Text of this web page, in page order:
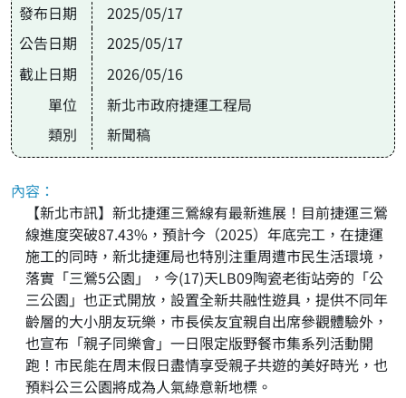
發布日期
2025/05/17
公告日期
2025/05/17
截止日期
2026/05/16
單位
新北市政府捷運工程局
類別
新聞稿
內容：
【新北市訊】新北捷運三鶯線有最新進展！目前捷運三鶯
線進度突破87.43%，預計今（2025）年底完工，在捷運
施工的同時，新北捷運局也特別注重周遭市民生活環境，
落實「三鶯5公園」，今(17)天LB09陶瓷老街站旁的「公
三公園」也正式開放，設置全新共融性遊具，提供不同年
齡層的大小朋友玩樂，市長侯友宜親自出席參觀體驗外，
也宣布「親子同樂會」一日限定版野餐市集系列活動開
跑！市民能在周末假日盡情享受親子共遊的美好時光，也
預料公三公園將成為人氣綠意新地標。